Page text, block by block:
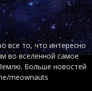
все то, что интересно
во вселенной самое
Больше новостей
meownauts